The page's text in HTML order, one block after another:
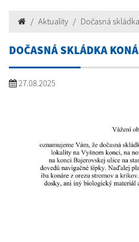
Aktuality Dočasná
DOČASNÁ SKLÁDKA
27.08.2025